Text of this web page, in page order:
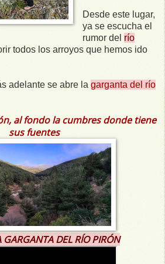
Desde este lugar,
ya se escucha el
rumor del río
todos los arroyos que hemos ido
adelante se abre la garganta del río
al fondo la cumbres donde tiene
sus fuentes
GARGANTA DEL RÍO PIRÓN